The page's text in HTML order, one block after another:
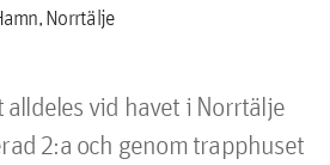
Norrtälje
vid havet i Norrtälje
2:a och genom trapphuset